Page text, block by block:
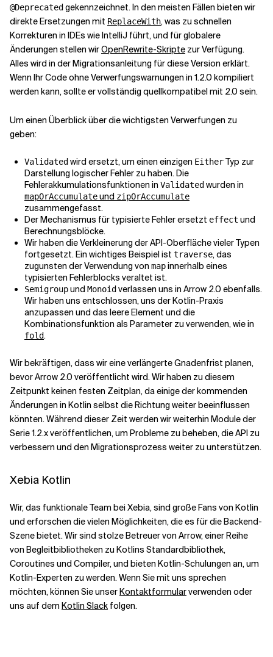
@Deprecated gekennzeichnet. In den meisten Fällen bieten wir
direkte Ersetzungen mit ReplaceWith, was zu schnellen
Korrekturen in IDEs wie IntelliJ führt, und für globalere
Änderungen stellen wirOpenRewrite-Skripte zur Verfügung.
Alles wird in derMigrationsanleitung für diese Version erklärt.
Wenn Ihr Code ohne Verwerfungswarnungen in 1.2.0 kompiliert
werden kann, sollte er vollständig quellkompatibel mit 2.0 sein.
Um einen Überblick über die wichtigsten Verwerfungen zu
geben:
Validated wird ersetzt, um einen einzigen EitherTyp zur
Darstellung logischer Fehler zu haben. Die
Fehlerakkumulationsfunktionen in Validated wurden in
mapOrAccumulateund zipOrAccumulate
zusammengefasst.
Der Mechanismus für typisierte Fehler ersetzt effect und
Berechnungsblöcke.
Wir haben die Verkleinerung der API-Oberfläche vieler Typen
fortgesetzt. Ein wichtiges Beispiel ist traverse, das
zugunsten der Verwendung von mapinnerhalb eines
typisierten Fehlerblocks veraltet ist.
Semigroupund Monoid verlassen uns in Arrow 2.0 ebenfalls.
Wir haben uns entschlossen, uns der Kotlin-Praxis
anzupassen und das leere Element und die
Kombinationsfunktion als Parameter zu verwenden, wie in
fold.
Wir bekräftigen, dass wir eine verlängerte Gnadenfrist planen,
bevor Arrow 2.0 veröffentlicht wird. Wir haben zu diesem
Zeitpunkt keinen festen Zeitplan, da einige der kommenden
Änderungen in Kotlin selbst die Richtung weiter beeinflussen
könnten. Während dieser Zeit werden wir weiterhin Module der
Serie 1.2.x veröffentlichen, um Probleme zu beheben, die API zu
verbessern und den Migrationsprozess weiter zu unterstützen.
Xebia Kotlin
Wir, das funktionale Team bei Xebia, sind große Fans von Kotlin
und erforschen die vielen Möglichkeiten, die es für die Backend-
Szene bietet. Wir sind stolze Betreuer von Arrow, einer Reihe
von Begleitbibliotheken zu Kotlins Standardbibliothek,
Coroutines und Compiler, und bieten Kotlin-Schulungen an, um
Kotlin-Experten zu werden. Wenn Sie mit uns sprechen
möchten, können Sie unserKontaktformularverwenden oder
uns auf dem Kotlin Slack folgen.